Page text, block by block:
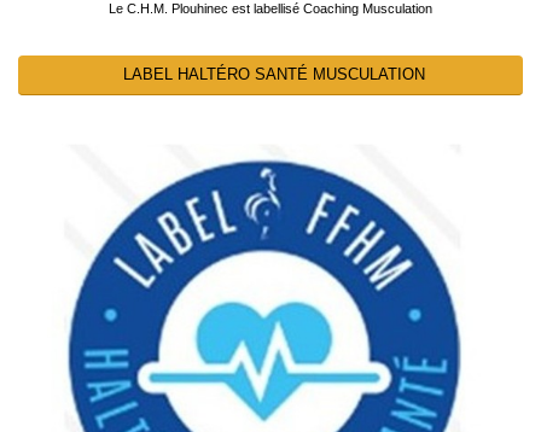
Le C.H.M. Plouhinec est labellisé Coaching Musculation
LABEL HALTÉRO SANTÉ MUSCULATION